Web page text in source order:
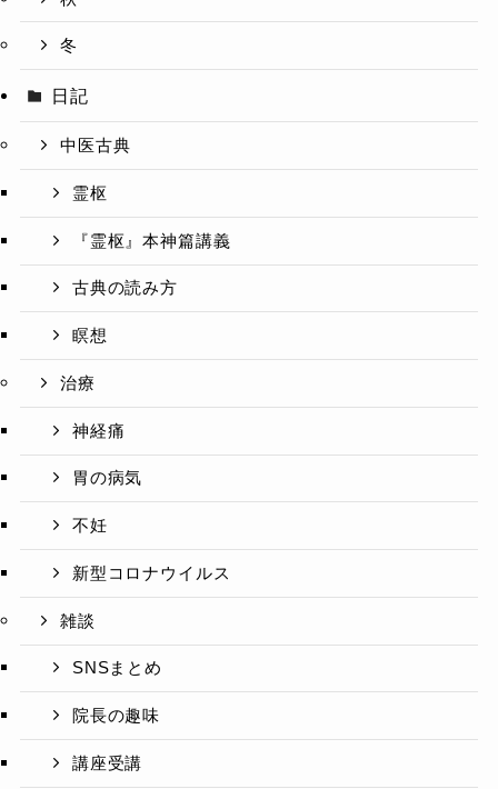
冬
日記
中医古典
霊枢
『霊枢』本神篇講義
古典の読み方
瞑想
治療
神経痛
胃の病気
不妊
新型コロナウイルス
雑談
SNSまとめ
院長の趣味
講座受講